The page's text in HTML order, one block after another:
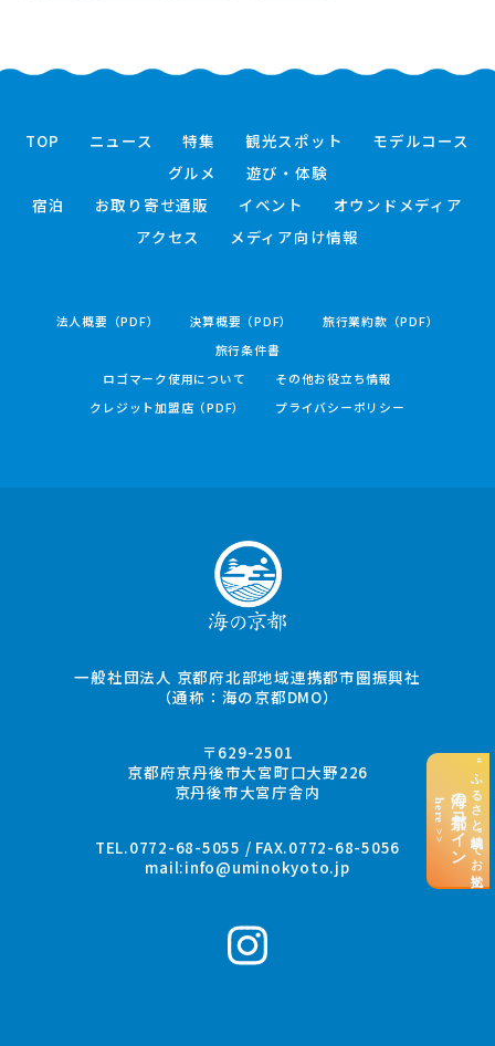
“ふるさと納税”でお支払い
海の京都コイン
here >>
TOP ニュース 特集 観光スポット
モデルコース
グルメ
遊び・体験
宿泊
お取り寄せ通販 イベント
オウンドメディア
アクセス
メディア向け情報
法人概要（PDF） 決算概要（PDF）
旅行業約款（PDF）
旅行条件書
ロゴマーク使用について
その他お役立ち情報
クレジット加盟店（PDF）
プライバシーポリシー
一般社団法人 京都府北部地域連携都市圏振興社
（通称：海の京都DMO）
〒629-2501
京都府京丹後市大宮町口大野226
京丹後市大宮庁舎内
TEL.0772-68-5055 / FAX.0772-68-5056
mail:info@uminokyoto.jp